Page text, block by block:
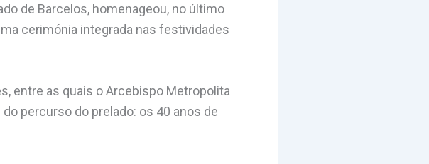
de Barcelos, homenageou, no último
cerimónia integrada nas festividades
entre as quais o Arcebispo Metropolita
percurso do prelado: os 40 anos de